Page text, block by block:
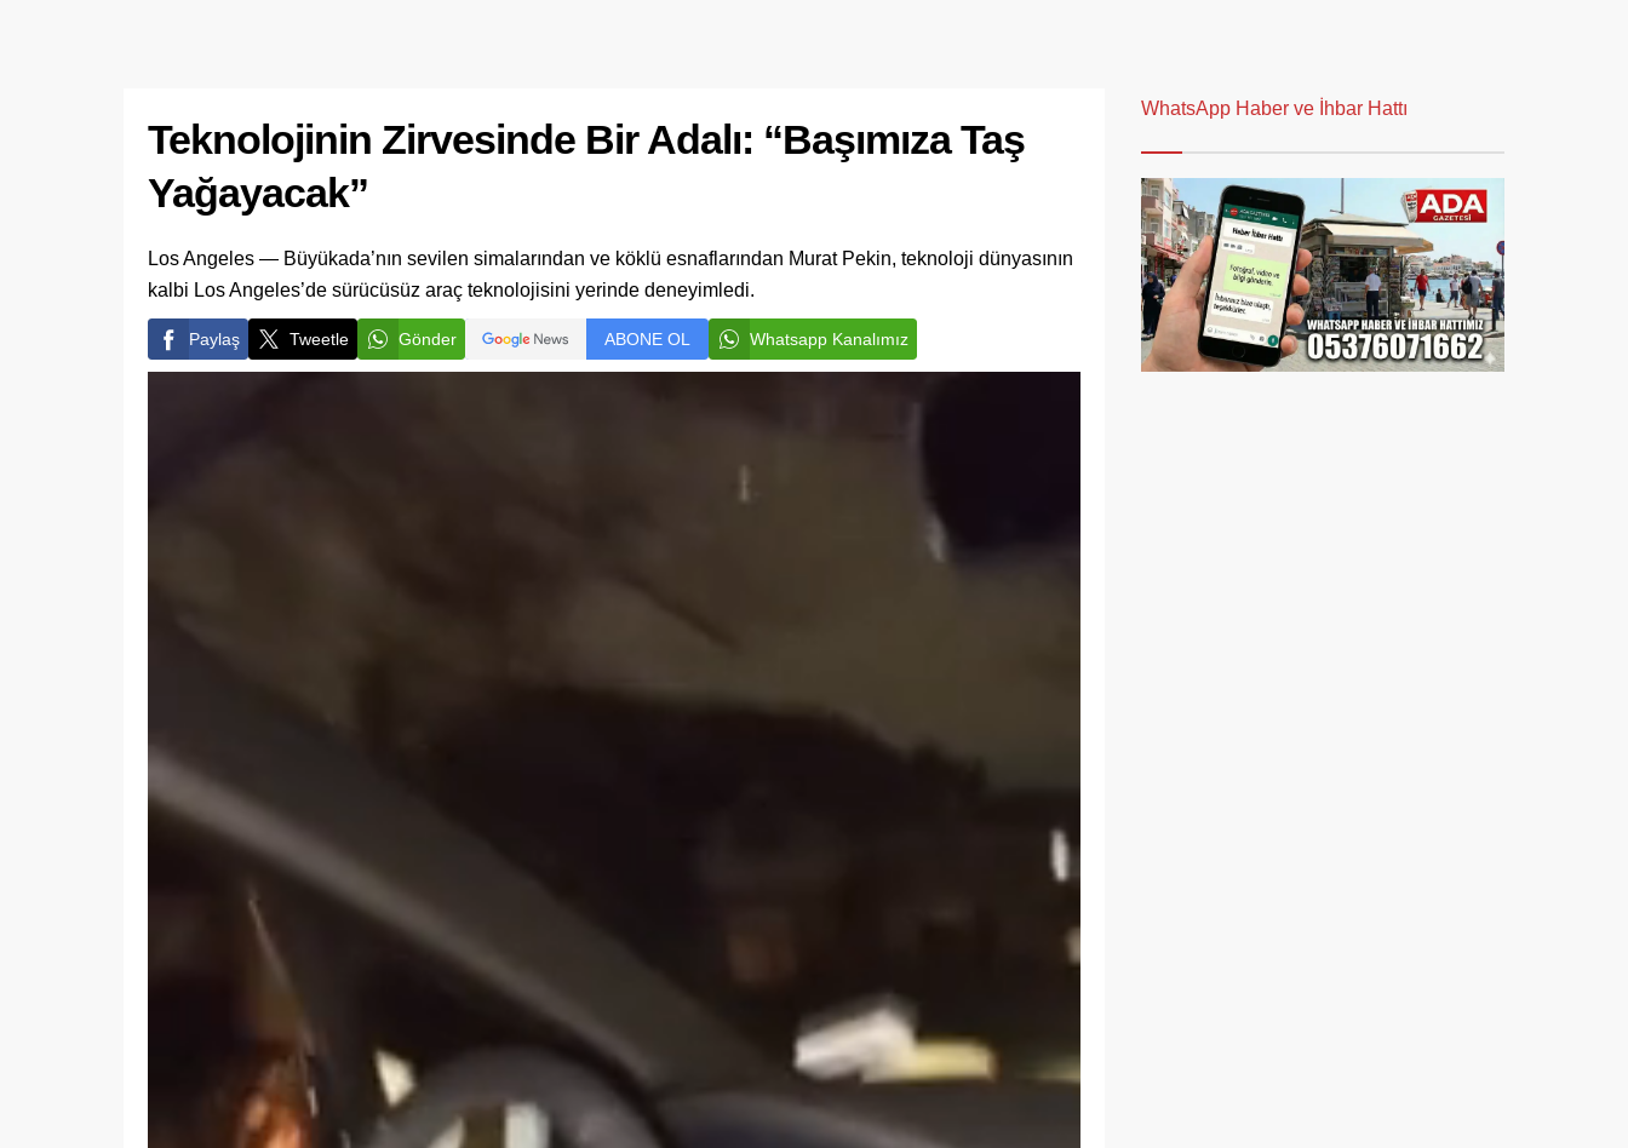
Teknolojinin Zirvesinde Bir Adalı: “Başımıza Taş
Yağayacak”
Los Angeles — Büyükada’nın sevilen simalarından ve köklü esnaflarından Murat Pekin, teknoloji dünyasının
kalbi Los Angeles’de sürücüsüz araç teknolojisini yerinde deneyimledi.
Paylaş Tweetle Gönder ABONE OL Whatsapp Kanalımız
WhatsApp Haber ve İhbar Hattı